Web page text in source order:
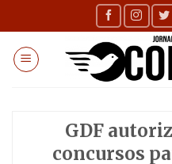
to
content
GDF
concursos